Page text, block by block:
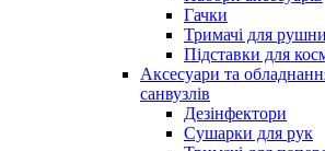
Гачки
Тримачі для
Підставки для
Аксесуари та
санвузлів
Дезінфектори
Сушарки для рук